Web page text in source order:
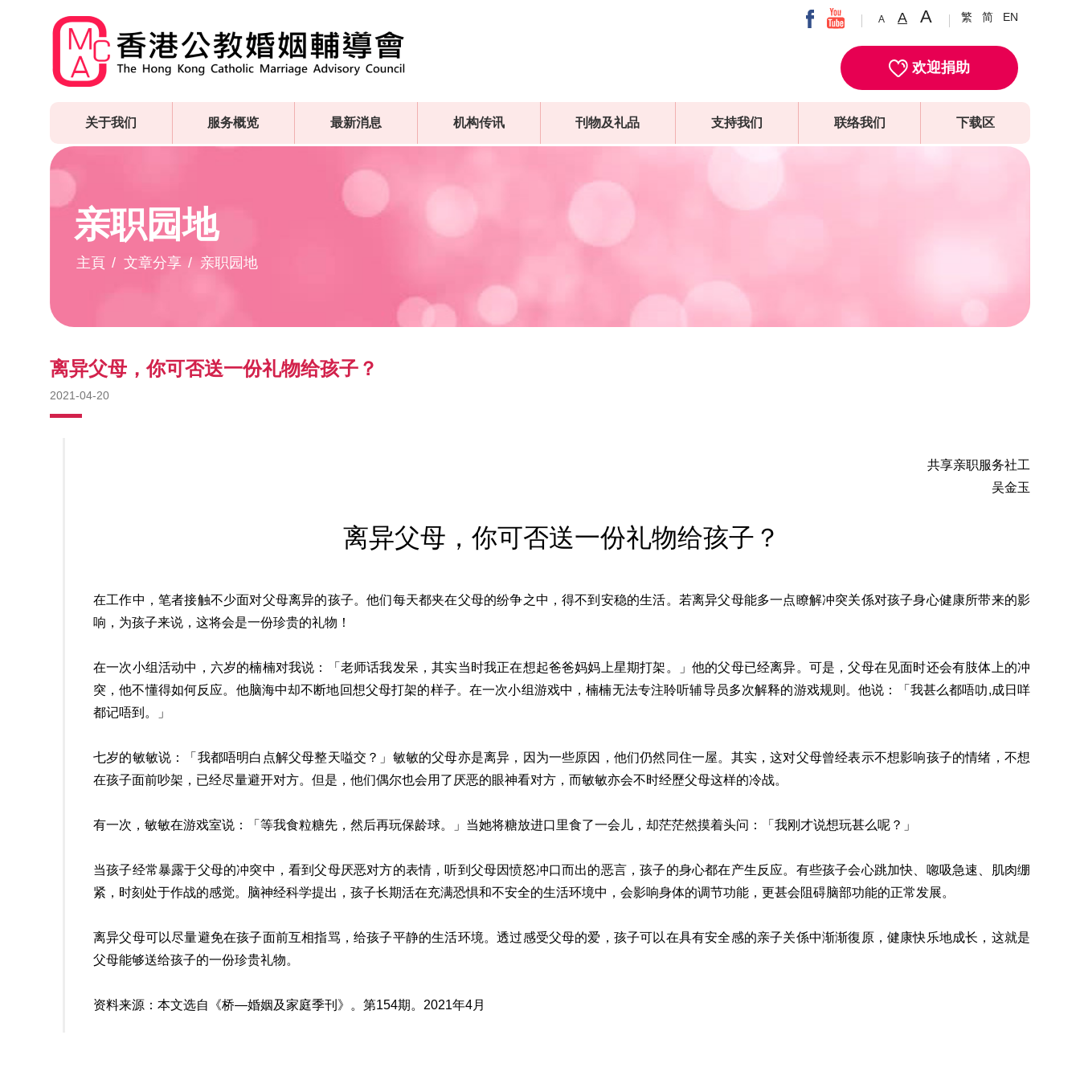
A A A 繁 简 EN
欢迎捐助
关于我们 服务概览 最新消息 机构传讯 刊物及礼品 支持我们 联络我们 下载区
亲职园地
主頁 文章分享 亲职园地
离异父母，你可否送一份礼物给孩子？
2021-04-20
共享亲职服务社工
吴金玉
离异父母，你可否送一份礼物给孩子？
在工作中，笔者接触不少面对父母离异的孩子。他们每天都夹在父母的纷争之中，得不到安稳的生活。若离异父母能多一点瞭解冲突关係对孩子身心健康所带来的影
响，为孩子来说，这将会是一份珍贵的礼物！
在一次小组活动中，六岁的楠楠对我说：「老师话我发呆，其实当时我正在想起爸爸妈妈上星期打架。」他的父母已经离异。可是，父母在见面时还会有肢体上的冲
突，他不懂得如何反应。他脑海中却不断地回想父母打架的样子。在一次小组游戏中，楠楠无法专注聆听辅导员多次解释的游戏规则。他说：「我甚么都唔叻,成日咩
都记唔到。」
七岁的敏敏说：「我都唔明白点解父母整天嗌交？」敏敏的父母亦是离异，因为一些原因，他们仍然同住一屋。其实，这对父母曾经表示不想影响孩子的情绪，不想
在孩子面前吵架，已经尽量避开对方。但是，他们偶尔也会用了厌恶的眼神看对方，而敏敏亦会不时经歷父母这样的冷战。
有一次，敏敏在游戏室说：「等我食粒糖先，然后再玩保龄球。」当她将糖放进口里食了一会儿，却茫茫然摸着头问：「我刚才说想玩甚么呢？」
当孩子经常暴露于父母的冲突中，看到父母厌恶对方的表情，听到父母因愤怒冲口而出的恶言，孩子的身心都在产生反应。有些孩子会心跳加快、唿吸急速、肌肉绷
紧，时刻处于作战的感觉。脑神经科学提出，孩子长期活在充满恐惧和不安全的生活环境中，会影响身体的调节功能，更甚会阻碍脑部功能的正常发展。
离异父母可以尽量避免在孩子面前互相指骂，给孩子平静的生活环境。透过感受父母的爱，孩子可以在具有安全感的亲子关係中渐渐復原，健康快乐地成长，这就是
父母能够送给孩子的一份珍贵礼物。
资料来源：本文选自《桥—婚姻及家庭季刊》。第154期。2021年4月